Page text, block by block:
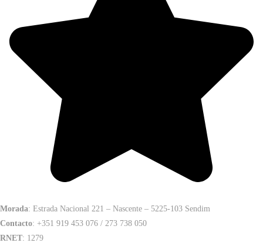
Morada: Estrada Nacional 221 – Nascente – 5225-103 Sendim
Contacto: +351 919 453 076 / 273 738 050
RNET: 1279